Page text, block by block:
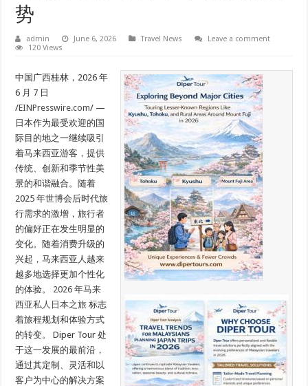
势
admin June 6, 2026 Travel News
Leave a comment
120 Views
中国广西桂林，2026 年
6 月 7 日
/EINPresswire.com/ —
日本作为最受欢迎的国
际目的地之一继续吸引
着马来西亚游客，提供
传统、创新和季节性美
景的和谐融合。随着
2025 年世博会后时代旅
行需求的激增，旅行者
的偏好正在发生明显的
变化。随着消费升级的
兴起，马来西亚人越来
越多地选择更加个性化
的体验。 2026 年马来
西亚私人日本之旅 标志
着旅程规划和体验方式
的转变。 Diper Tour 处
于这一发展的最前沿，
通过其定制、灵活和以
客户为中心的解决方案